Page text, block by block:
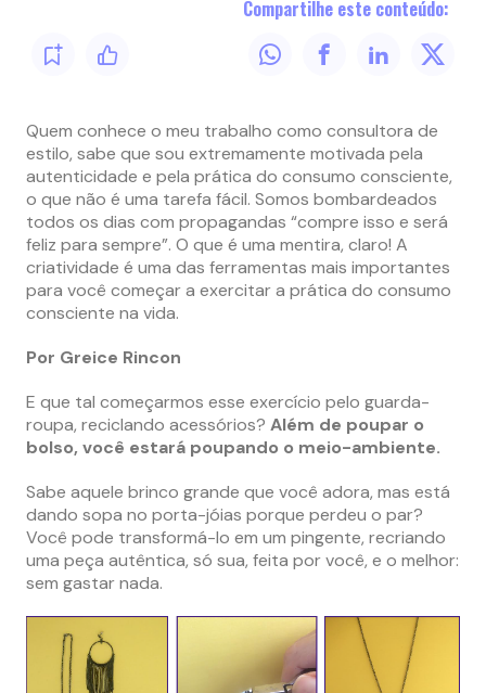
Compartilhe este conteúdo:
Quem conhece o meu trabalho como consultora de
estilo, sabe que sou extremamente motivada pela
autenticidade e pela prática do consumo consciente,
o que não é uma tarefa fácil. Somos bombardeados
todos os dias com propagandas “compre isso e será
feliz para sempre”. O que é uma mentira, claro! A
criatividade é uma das ferramentas mais importantes
para você começar a exercitar a prática do consumo
consciente na vida.
Por Greice Rincon
E que tal começarmos esse exercício pelo guarda-
roupa, reciclando acessórios? Além de poupar o
bolso, você estará poupando o meio-ambiente.
Sabe aquele brinco grande que você adora, mas está
dando sopa no porta-jóias porque perdeu o par?
Você pode transformá-lo em um pingente, recriando
uma peça autêntica, só sua, feita por você, e o melhor:
sem gastar nada.